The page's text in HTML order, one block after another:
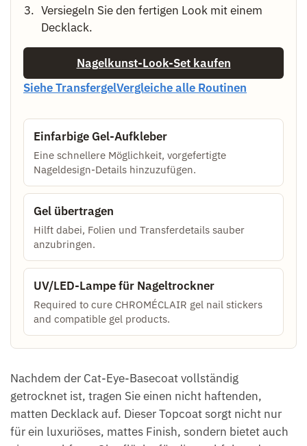
Versiegeln Sie den fertigen Look mit einem
Decklack.
Nagelkunst-Look-Set kaufen
Siehe TransfergelVergleiche alle Routinen
Einfarbige Gel-Aufkleber
Eine schnellere Möglichkeit, vorgefertigte
Nageldesign-Details hinzuzufügen.
Gel übertragen
Hilft dabei, Folien und Transferdetails sauber
anzubringen.
UV/LED-Lampe für Nageltrockner
Required to cure CHROMÉCLAIR gel nail stickers
and compatible gel products.
Nachdem der Cat-Eye-Basecoat vollständig
getrocknet ist, tragen Sie einen nicht haftenden,
matten Decklack auf. Dieser Topcoat sorgt nicht nur
für ein luxuriöses, mattes Finish, sondern bietet auch